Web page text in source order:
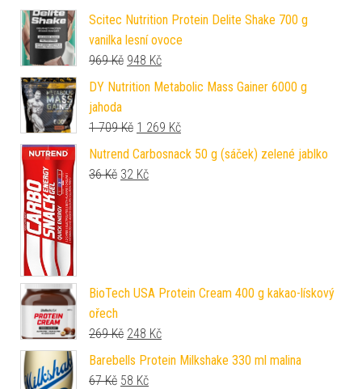
Scitec Nutrition Protein Delite Shake 700 g
vanilka lesní ovoce
969Kč Původní cena byla: 969 Kč.
948 KčAktuální cena je: 948 Kč.
DY Nutrition Metabolic Mass Gainer 6000 g
jahoda
1 709Kč Původní cena byla: 1 709 Kč.
1 269 KčAktuální cena je: 1 269 Kč.
Nutrend Carbosnack 50 g (sáček) zelené jablko
36Kč Původní cena byla: 36 Kč.
32 KčAktuální cena je: 32 Kč.
BioTech USA Protein Cream 400 g kakao-lískový
ořech
269Kč Původní cena byla: 269 Kč.
248 KčAktuální cena je: 248 Kč.
Barebells Protein Milkshake 330 ml malina
67Kč Původní cena byla: 67 Kč.
58 KčAktuální cena je: 58 Kč.